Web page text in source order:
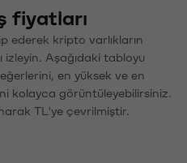
fiyatları
ederek kripto varlıkların
izleyin. Aşağıdaki tabloyu
en yüksek ve en
kolayca görüntüleyebilirsiniz.
TL'ye çevrilmiştir.